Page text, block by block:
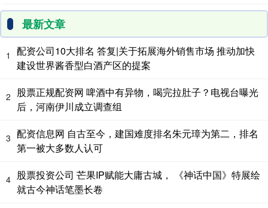
最新文章
1
配资公司10大排名 答复|关于拓展海外销售市场 推动加快
建设世界酱香型白酒产区的提案
2
股票正规配资网 啤酒中有异物，喝完拉肚子？电视台曝光
后，河南伊川成立调查组
3 配资信息网 自古至今，建国难度排名朱元璋为第二，排名
第一被大多数人认可
4 股票投资公司 芒果IP赋能大庸古城， 《神话中国》特展绘
就古今神话笔墨长卷